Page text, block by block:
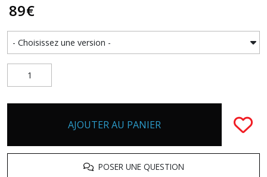
89€
AJOUTER AU PANIER
POSER UNE QUESTION